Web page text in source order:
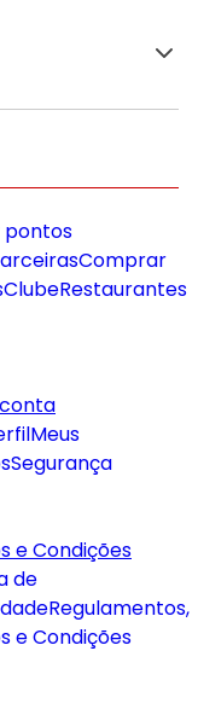
Comprar
ClubeRestaurantes
Meus
Segurança
e Condições
de
Regulamentos,
e Condições